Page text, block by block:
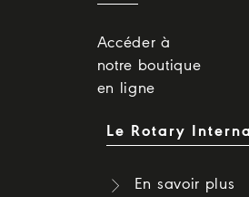
Accéder à
notre boutique
en ligne
Le Rotary
En savoir plus